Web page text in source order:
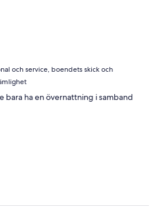
och service, boendets skick och
bara ha en övernattning i samband